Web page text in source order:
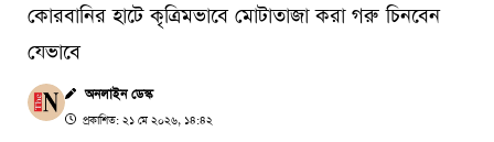
কোরবানির হাটে কৃত্রিমভাবে মোটাতাজা করা গরু চিনবেন
যেভাবে
অনলাইন ডেস্ক
প্রকাশিত: ২১ মে ২০২৬, ১৪:৪২